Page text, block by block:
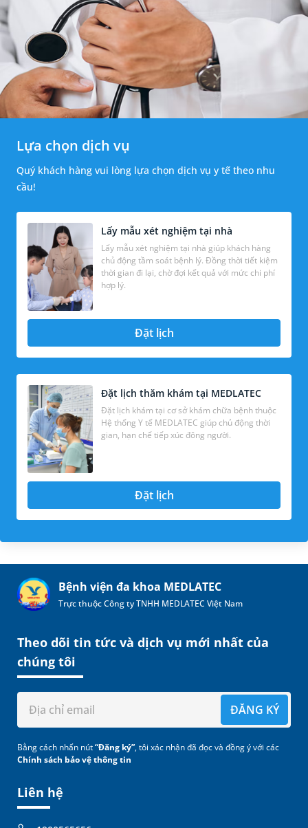
Lựa chọn dịch vụ
Quý khách hàng vui lòng lựa chọn dịch vụ y tế theo nhu
cầu!
Lấy mẫu xét nghiệm tại nhà
Lấy mẫu xét nghiệm tại nhà giúp khách hàng
chủ động tầm soát bệnh lý. Đồng thời tiết kiệm
thời gian đi lại, chờ đợi kết quả với mức chi phí
hợp lý.
Đặt lịch
Đặt lịch thăm khám tại MEDLATEC
Đặt lịch khám tại cơ sở khám chữa bệnh thuộc
Hệ thống Y tế MEDLATEC giúp chủ động thời
gian, hạn chế tiếp xúc đông người.
Đặt lịch
Bệnh viện đa khoa MEDLATEC
Trực thuộc Công ty TNHH MEDLATEC Việt Nam
Liên hệ
Theo dõi tin tức và dịch vụ mới nhất của
chúng tôi
ĐĂNG KÝ
Bằng cách nhấn nút“Đăng ký”, tôi xác nhận đã đọc và đồng ý với các
Chính sách bảo vệ thông tin